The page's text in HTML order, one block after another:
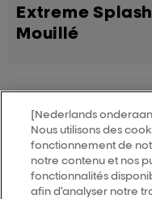
Extreme
Mouillé
MY HAIR[iD]
Trouver un salon
[Nederlands
Nous utilisons des
fonctionnement de
notre contenu et nos
fonctionnalités
afin d’analyser notre